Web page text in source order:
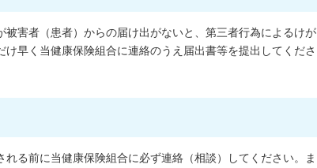
害者（患者）からの届け出がないと、第三者行為によるけが
早く当健康保険組合に連絡のうえ届出書等を提出してくださ
る前に当健康保険組合に必ず連絡（相談）してください。ま